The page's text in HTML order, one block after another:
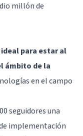
millón de
para estar al
ámbito de la
en el campo
seguidores una
implementación